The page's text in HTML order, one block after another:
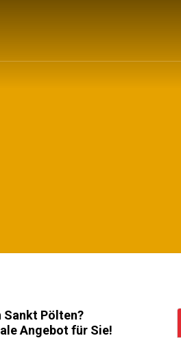
Sankt Pölten?
Angebot für Sie!